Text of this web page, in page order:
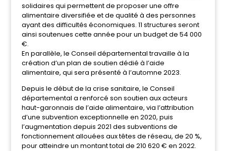
solidaires qui permettent de proposer une offre
alimentaire diversifiée et de qualité à des personnes
ayant des difficultés économiques. 11 structures seront
ainsi soutenues cette année pour un budget de 54 000
€.
En parallèle, le Conseil départemental travaille à la
création d’un plan de soutien dédié à l’aide
alimentaire, qui sera présenté à l’automne 2023.
Depuis le début de la crise sanitaire, le Conseil
départemental a renforcé son soutien aux acteurs
haut-garonnais de l’aide alimentaire, via l’attribution
d’une subvention exceptionnelle en 2020, puis
l’augmentation depuis 2021 des subventions de
fonctionnement allouées aux têtes de réseau, de 20 %,
pour atteindre un montant total de 210 620 € en 2022.